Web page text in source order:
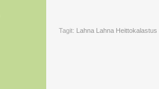
Tagit: Lahna Lahna Heittokalastus